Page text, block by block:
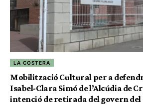
LA COSTERA
Mobilització Cultural per a
Isabel-Clara Simó de l’Alcúdia de
intenció de retirada del govern del